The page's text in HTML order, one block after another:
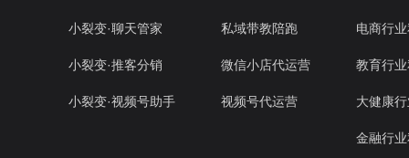
小裂变·聊天管家
小裂变·推客分销
小裂变·视频号助手
私域带教陪跑
微信小店代运营
视频号代运营
电商行
教育行
大健康
金融行